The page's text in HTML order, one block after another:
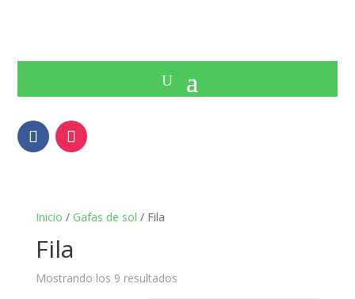
Inicio / Gafas de sol / Fila
Fila
Mostrando los 9 resultados